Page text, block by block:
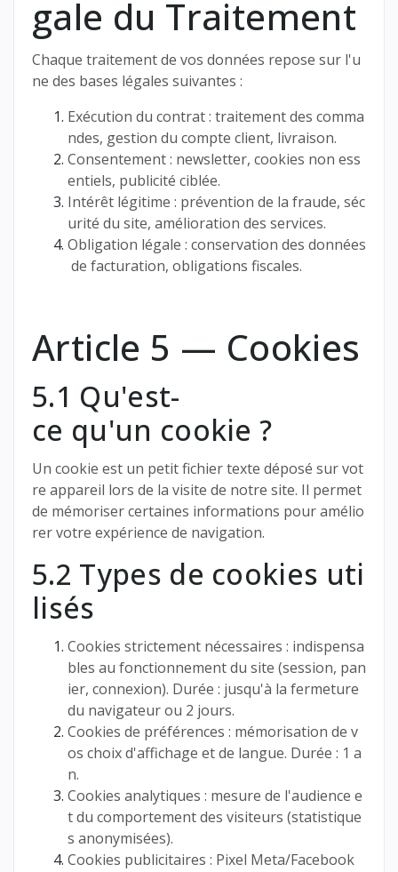
gale du Traitement
Chaque traitement de vos données repose sur l'u
ne des bases légales suivantes :
Exécution du contrat : traitement des comma
ndes, gestion du compte client, livraison.
Consentement : newsletter, cookies non ess
entiels, publicité ciblée.
Intérêt légitime : prévention de la fraude, séc
urité du site, amélioration des services.
Obligation légale : conservation des données
de facturation, obligations fiscales.
Article 5 — Cookies
5.1 Qu'est-
ce qu'un cookie ?
Un cookie est un petit fichier texte déposé sur vot
re appareil lors de la visite de notre site. Il permet
de mémoriser certaines informations pour amélio
rer votre expérience de navigation.
5.2 Types de cookies uti
lisés
Cookies strictement nécessaires : indispensa
bles au fonctionnement du site (session, pan
ier, connexion). Durée : jusqu'à la fermeture
du navigateur ou 2 jours.
Cookies de préférences : mémorisation de v
os choix d'affichage et de langue. Durée : 1 a
n.
Cookies analytiques : mesure de l'audience e
t du comportement des visiteurs (statistique
s anonymisées).
Cookies publicitaires : Pixel Meta/Facebook